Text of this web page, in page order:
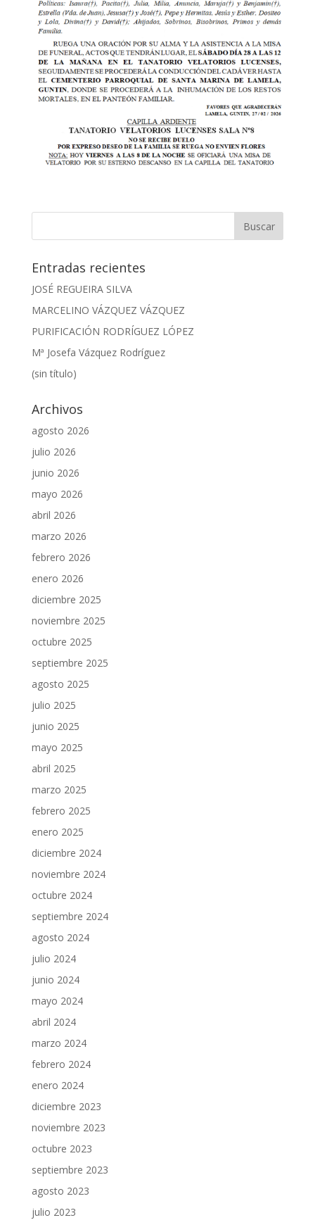
Entradas recientes
JOSÉ REGUEIRA SILVA
MARCELINO VÁZQUEZ VÁZQUEZ
PURIFICACIÓN RODRÍGUEZ LÓPEZ
Mª Josefa Vázquez Rodríguez
(sin título)
Archivos
agosto 2026
julio 2026
junio 2026
mayo 2026
abril 2026
marzo 2026
febrero 2026
enero 2026
diciembre 2025
noviembre 2025
octubre 2025
septiembre 2025
agosto 2025
julio 2025
junio 2025
mayo 2025
abril 2025
marzo 2025
febrero 2025
enero 2025
diciembre 2024
noviembre 2024
octubre 2024
septiembre 2024
agosto 2024
julio 2024
junio 2024
mayo 2024
abril 2024
marzo 2024
febrero 2024
enero 2024
diciembre 2023
noviembre 2023
octubre 2023
septiembre 2023
agosto 2023
julio 2023